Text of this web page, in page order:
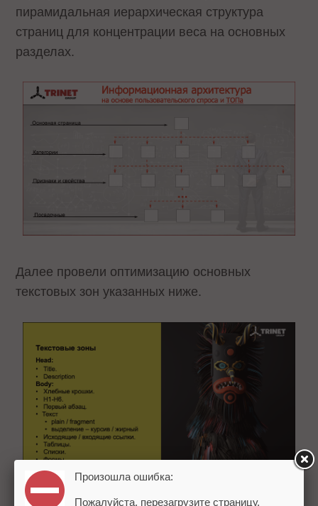
пирамидальная иерархическая структура
страниц для концентрации веса на основных
разделах.
Далее провели оптимизацию основных
текстовых зон указанных ниже.
Произошла ошибка:
Пожалуйста, перезагрузите страницу.